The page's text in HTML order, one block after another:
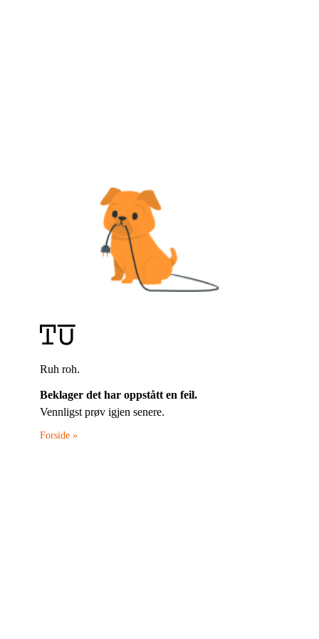
Ruh roh.
Beklager det har oppstått en feil.
Vennligst prøv igjen senere.
Forside »